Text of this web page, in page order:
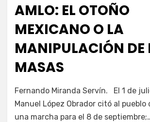
AMLO: EL OTOÑO
MEXICANO O LA
MANIPULACIÓN DE
MASAS
Enrique
Fernando Miranda Servín. El 1 de
Manuel López Obrador citó al pueblo
una marcha para el 8 de